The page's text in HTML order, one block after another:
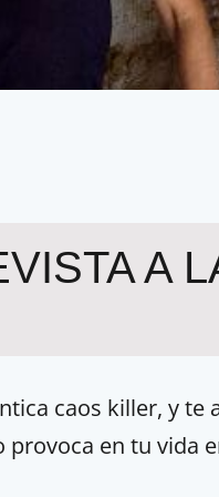
A
caos killer, y
en tu vida